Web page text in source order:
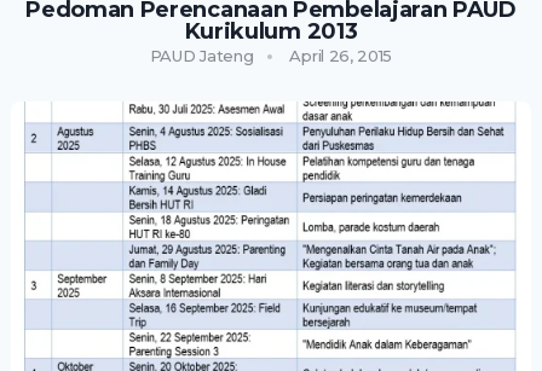
Pedoman Perencanaan Pembelajaran PAUD
Kurikulum 2013
PAUD Jateng April 26, 2015